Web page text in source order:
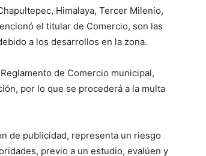
Himalaya, Tercer Milenio,
el titular de Comercio, son las
a los desarrollos en la zona.
de Comercio municipal,
por lo que se procederá a la multa
de publicidad, representa un riesgo
previo a un estudio, evalúen y